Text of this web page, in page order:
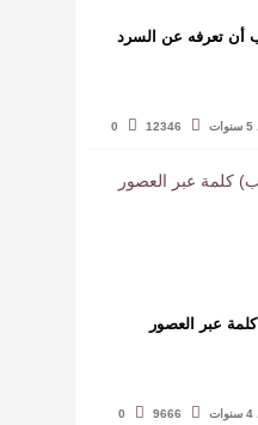
أن تعرفه عن السرد
12346
0
عبر العصور
9666
0